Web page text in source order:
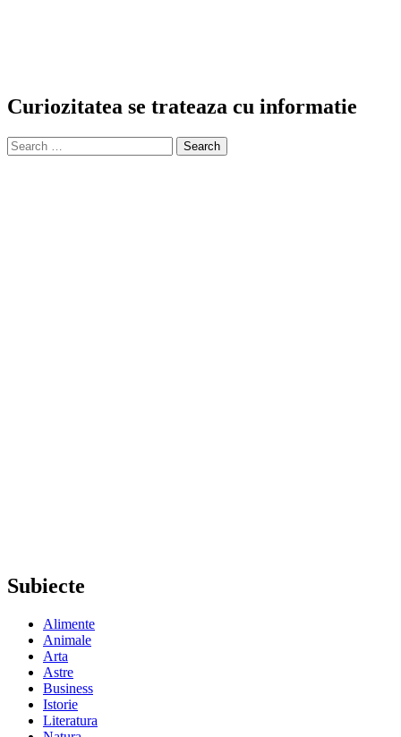
Curiozitatea se trateaza cu informatie
Search
for:
Subiecte
Alimente
Animale
Arta
Astre
Business
Istorie
Literatura